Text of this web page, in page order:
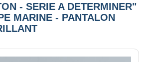
- SERIE A DETERMINER"
MARINE - PANTALON